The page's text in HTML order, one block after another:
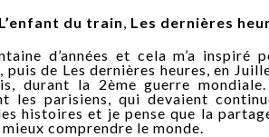
L’enfant du train, Les dernières
d’années et cela m’a inspiré
puis de Les dernières heures, en
durant la 2ème guerre
les parisiens, qui devaient
histoires et je pense que la
comprendre le monde.